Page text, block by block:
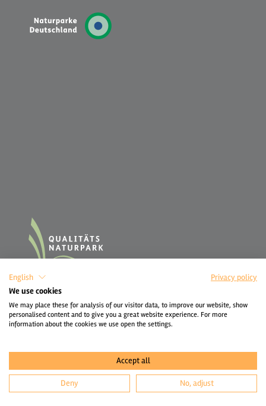
English
Privacy policy
We use cookies
We may place these for analysis of our visitor data, to improve our website, show
personalised content and to give you a great website experience. For more
information about the cookies we use open the settings.
Accept all
Deny No, adjust